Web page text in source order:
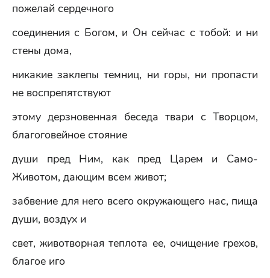
пожелай сердечного
соединения с Богом, и Он сейчас с тобой: и ни
стены дома,
никакие заклепы темниц, ни горы, ни пропасти
не воспрепятствуют
этому дерзновенная беседа твари с Творцом,
благоговейное стояние
души пред Ним, как пред Царем и Само-
Животом, дающим всем живот;
забвение для него всего окружающего нас, пища
души, воздух и
свет, животворная теплота ее, очищение грехов,
благое иго